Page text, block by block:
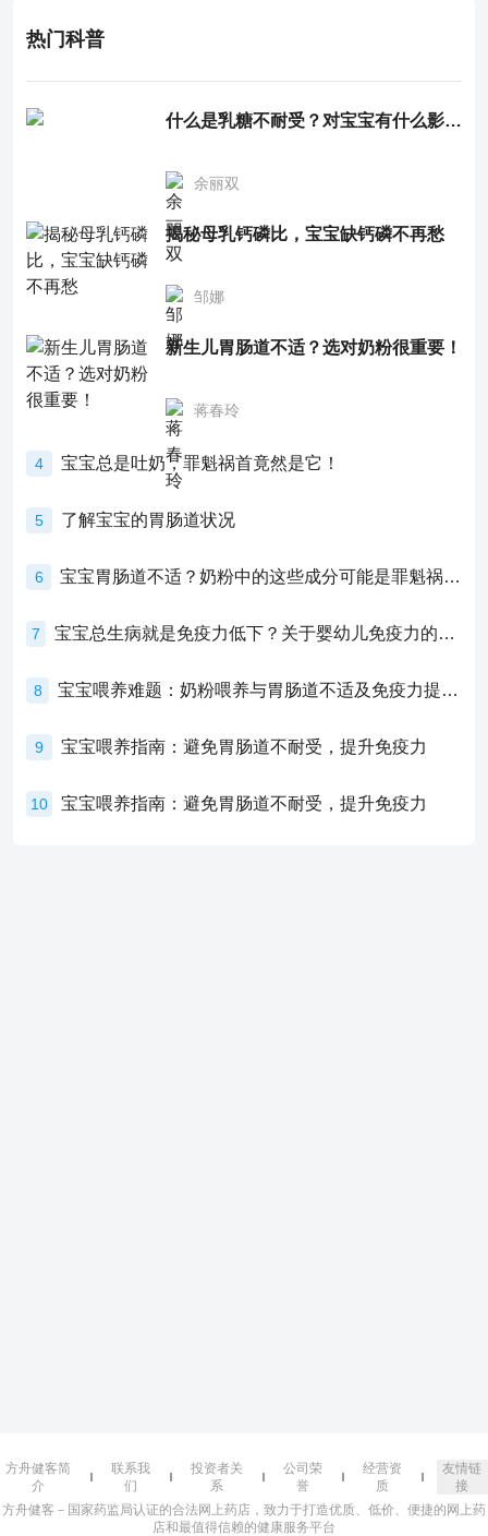
热门科普
什么是乳糖不耐受？对宝宝有什么影响？
余丽双
揭秘母乳钙磷比，宝宝缺钙磷不再愁
邹娜
新生儿胃肠道不适？选对奶粉很重要！
蒋春玲
4 宝宝总是吐奶，罪魁祸首竟然是它！
5 了解宝宝的胃肠道状况
6 宝宝胃肠道不适？奶粉中的这些成分可能是罪魁祸首！
7 宝宝总生病就是免疫力低下？关于婴幼儿免疫力的真相，家长必须了解！
8 宝宝喂养难题：奶粉喂养与胃肠道不适及免疫力提升的奥秘
9 宝宝喂养指南：避免胃肠道不耐受，提升免疫力
10 宝宝喂养指南：避免胃肠道不耐受，提升免疫力
方舟健客简
介
联系我
们
投资者关
系
公司荣
誉
经营资
质
友情链
接
方舟健客－国家药监局认证的合法网上药店，致力于打造优质、低价、便捷的网上药
店和最值得信赖的健康服务平台